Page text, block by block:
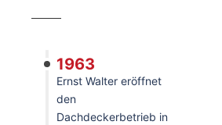
1963
Ernst Walter eröffnet
den
Dachdeckerbetrieb in